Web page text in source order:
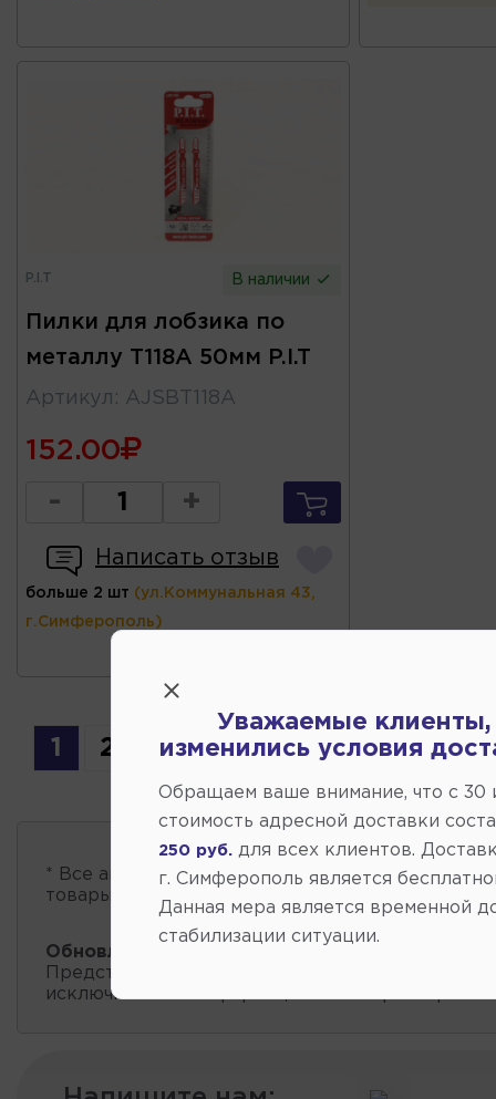
P.I.T В наличии
Пилки для лобзика по
металлу T118A 50мм P.I.T
Артикул : AJSBT118A
152.00
- +
Написать отзыв
больше 2 шт (ул.Коммунальная 43,
г.Симферополь)
1 2 3 4
* Все автозапчастиесть в наличии, обновление
товары проходит несколько раз в сутки.
Обновление остатков и цен:
Представленные данные о запчастях на этой
исключительно информационный характер.
Уважаемые клиенты,
изменились условия
Обращаем ваше внимание, что c 30
стоимость адресной доставки
250 руб. для всех клиентов.
г. Симферополь является
Данная мера является временной
стабилизации ситуации.